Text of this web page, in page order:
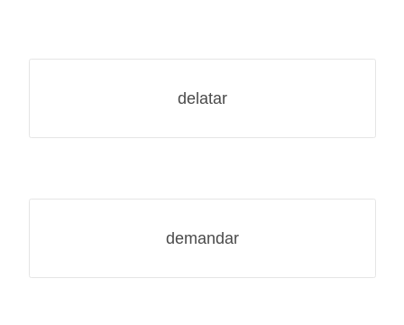
delatar
demandar